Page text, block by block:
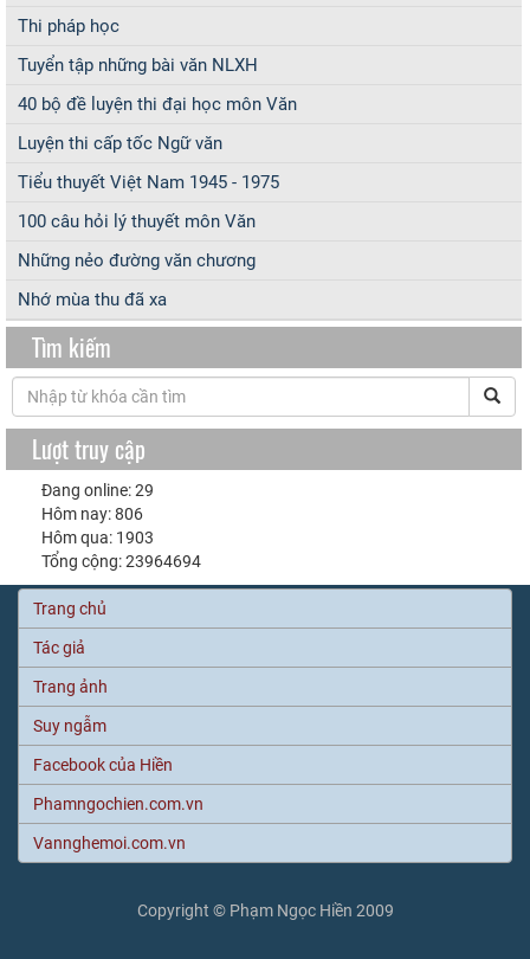
Thi pháp học
Tuyển tập những bài văn NLXH
40 bộ đề luyện thi đại học môn Văn
Luyện thi cấp tốc Ngữ văn
Tiểu thuyết Việt Nam 1945 - 1975
100 câu hỏi lý thuyết môn Văn
Những nẻo đường văn chương
Nhớ mùa thu đã xa
Tìm kiếm
Lượt truy cập
Đang online: 29
Hôm nay: 806
Hôm qua: 1903
Tổng cộng: 23964694
Trang chủ
Tác giả
Trang ảnh
Suy ngẫm
Facebook của Hiền
Phamngochien.com.vn
Vannghemoi.com.vn
Copyright © Phạm Ngọc Hiền 2009